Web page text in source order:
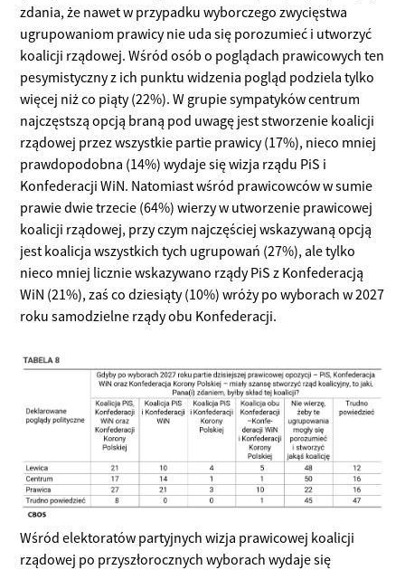
zdania, że nawet w przypadku wyborczego zwycięstwa
ugrupowaniom prawicy nie uda się porozumieć i utworzyć
koalicji rządowej. Wśród osób o poglądach prawicowych ten
pesymistyczny z ich punktu widzenia pogląd podziela tylko
więcej niż co piąty (22%). W grupie sympatyków centrum
najczęstszą opcją braną pod uwagę jest stworzenie koalicji
rządowej przez wszystkie partie prawicy (17%), nieco mniej
prawdopodobna (14%) wydaje się wizja rządu PiS i
Konfederacji WiN. Natomiast wśród prawicowców w sumie
prawie dwie trzecie (64%) wierzy w utworzenie prawicowej
koalicji rządowej, przy czym najczęściej wskazywaną opcją
jest koalicja wszystkich tych ugrupowań (27%), ale tylko
nieco mniej licznie wskazywano rządy PiS z Konfederacją
WiN (21%), zaś co dziesiąty (10%) wróży po wyborach w 2027
roku samodzielne rządy obu Konfederacji.
Wśród elektoratów partyjnych wizja prawicowej koalicji
rządowej po przyszłorocznych wyborach wydaje się